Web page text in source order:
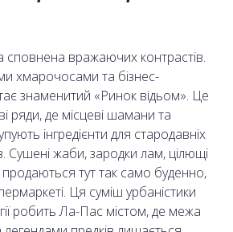
сповнена вражаючих контрастів.
хмарочосами та бізнес-
знаменитий «Ринок відьом». Це
ряди, де місцеві шамани та
інгредієнти для стародавніх
Сушені жаби, зародки лам, цілющі
тут так само буденно,
Ця суміш урбаністики
робить Ла-Пас містом, де межа